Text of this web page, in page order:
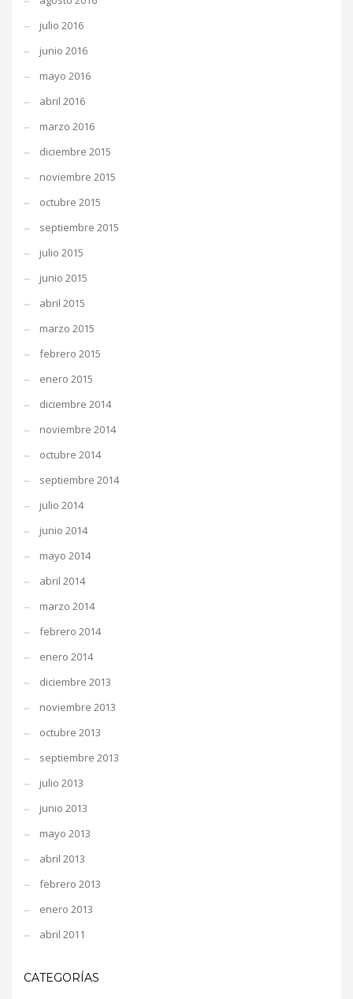
julio 2016
junio 2016
mayo 2016
abril 2016
marzo 2016
diciembre 2015
noviembre 2015
octubre 2015
septiembre 2015
julio 2015
junio 2015
abril 2015
marzo 2015
febrero 2015
enero 2015
diciembre 2014
noviembre 2014
octubre 2014
septiembre 2014
julio 2014
junio 2014
mayo 2014
abril 2014
marzo 2014
febrero 2014
enero 2014
diciembre 2013
noviembre 2013
octubre 2013
septiembre 2013
julio 2013
junio 2013
mayo 2013
abril 2013
febrero 2013
enero 2013
abril 2011
CATEGORÍAS